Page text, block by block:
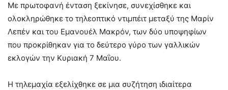
Με πρωτοφανή ένταση ξεκίνησε, συνεχίσθηκε και
ολοκληρώθηκε το τηλεοπτικό ντιμπέιτ μεταξύ της Μαρίν
Λεπέν και του Εμανουέλ Μακρόν, των δύο υποψηφίων
που προκρίθηκαν για το δεύτερο γύρο των γαλλικών
εκλογών την Κυριακή 7 Μαΐου.
Η τηλεμαχία εξελίχθηκε σε μια συζήτηση ιδιαίτερα